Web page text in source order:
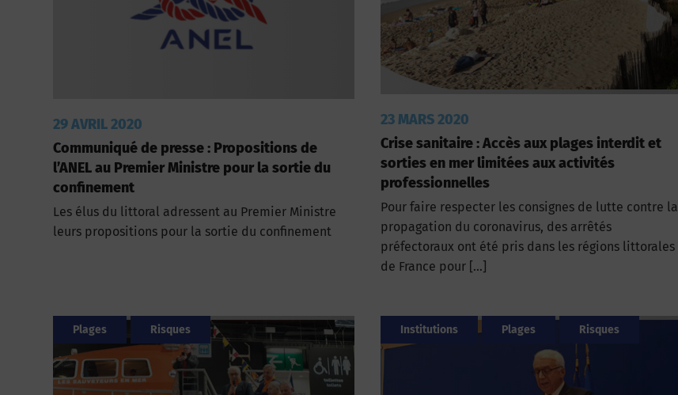
29 AVRIL 2020
Communiqué de presse : Propositions de
l’ANEL au Premier Ministre pour la sortie du
confinement
Les élus du littoral adressent au Premier Ministre
leurs propositions pour la sortie du confinement
23 MARS 2020
Crise sanitaire : Accès aux plages interdit et
sorties en mer limitées aux activités
professionnelles
Pour faire respecter les consignes de lutte contre la
propagation du coronavirus, des arrêtés
préfectoraux ont été pris dans les régions littorales
de France pour […]
Plages Risques Institutions Plages Risques